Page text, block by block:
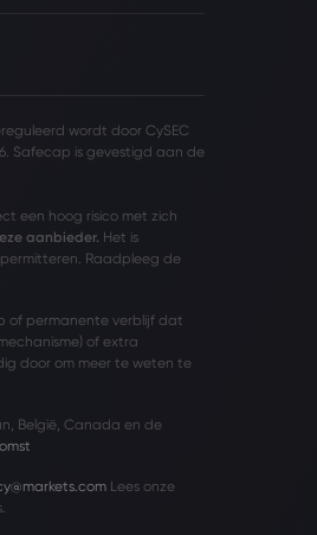
wordt door CySEC
Safecap is gevestigd aan de
een hoog risico met zich
aanbieder. Het is
Raadpleeg de
of permanente verblijf dat
of extra
door om meer te weten te
België, Canada en de
Lees onze